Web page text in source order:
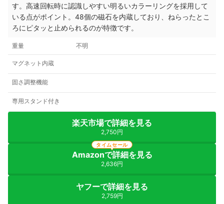
す。高速回転時に認識しやすい明るいカラーリングを採用して
いる点がポイント。48個の磁石を内蔵しており、ねらったとこ
ろにピタッと止められるのが特徴です。
重量 不明
マグネット内蔵
固さ調整機能
専用スタンド付き
楽天市場で詳細を見る
2,750円
Amazonで詳細を見る
2,636円
タイムセール
ヤフーで詳細を見る
2,759円